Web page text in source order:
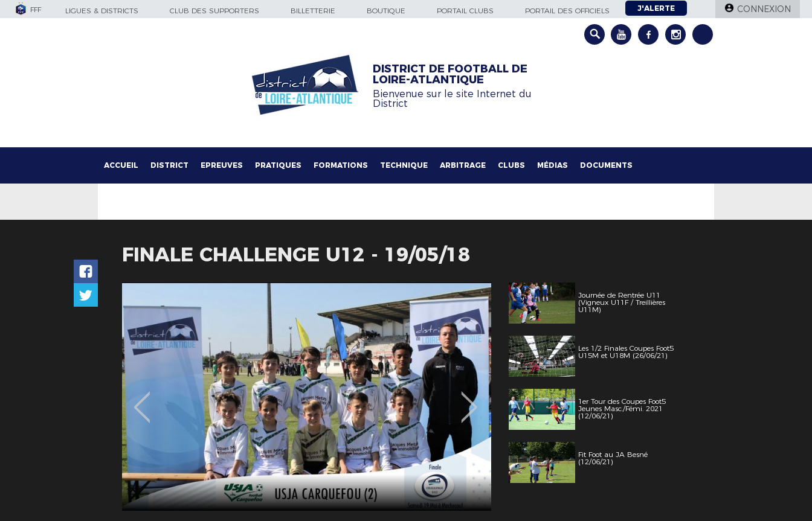
FFF LIGUES & DISTRICTS CLUB DES SUPPORTERS BILLETTERIE BOUTIQUE PORTAIL CLUBS PORTAIL DES OFFICIELS J'ALERTE CONNEXION
DISTRICT DE FOOTBALL DE
LOIRE-ATLANTIQUE
Bienvenue sur le site Internet du
District
ACCUEIL DISTRICT EPREUVES PRATIQUES FORMATIONS TECHNIQUE ARBITRAGE CLUBS MÉDIAS DOCUMENTS
FINALE CHALLENGE U12 - 19/05/18
Journée de Rentrée U11
(Vigneux U11F / Treillières
U11M)
Les 1/2 Finales Coupes Foot5
U15M et U18M (26/06/21)
1er Tour des Coupes Foot5
Jeunes Masc./Fémi. 2021
(12/06/21)
Fit Foot au JA Besné
(12/06/21)